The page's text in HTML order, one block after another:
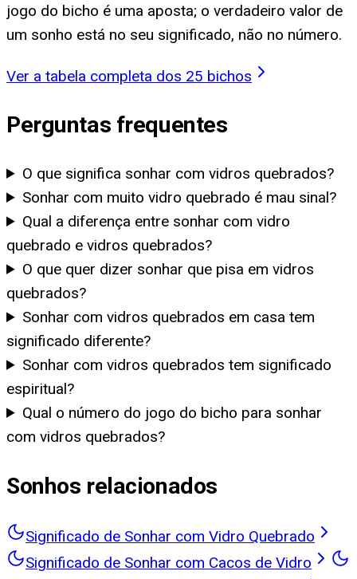
jogo do bicho é uma aposta; o verdadeiro valor de
um sonho está no seu significado, não no número.
Ver a tabela completa dos 25 bichos
Perguntas frequentes
O que significa sonhar com vidros quebrados?
Sonhar com muito vidro quebrado é mau sinal?
Qual a diferença entre sonhar com vidro
quebrado e vidros quebrados?
O que quer dizer sonhar que pisa em vidros
quebrados?
Sonhar com vidros quebrados em casa tem
significado diferente?
Sonhar com vidros quebrados tem significado
espiritual?
Qual o número do jogo do bicho para sonhar
com vidros quebrados?
Sonhos relacionados
Significado de Sonhar com Vidro Quebrado
Significado de Sonhar com Cacos de Vidro